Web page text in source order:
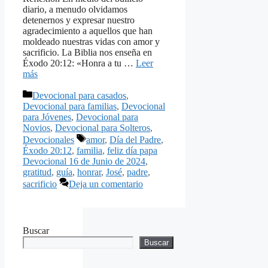
diario, a menudo olvidamos
detenernos y expresar nuestro
agradecimiento a aquellos que han
moldeado nuestras vidas con amor y
sacrificio. La Biblia nos enseña en
Éxodo 20:12: «Honra a tu … Leer
más
Categorías
Devocional para casados,
Devocional para familias, Devocional
para Jóvenes, Devocional para
Novios, Devocional para Solteros,
Devocionales
Etiquetas
amor, Día del Padre,
Éxodo 20:12, familia, feliz día papa
Devocional 16 de Junio de 2024,
gratitud, guía, honrar, José, padre,
sacrificio
Deja un comentario
Buscar
Buscar